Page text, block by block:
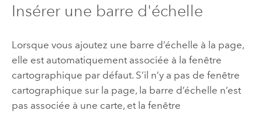
Insérer une barre d'échelle
Lorsque vous ajoutez une barre d’échelle à la page,
elle est automatiquement associée à la fenêtre
cartographique par défaut. S’il n’y a pas de fenêtre
cartographique sur la page, la barre d’échelle n’est
pas associée à une carte, et la fenêtre